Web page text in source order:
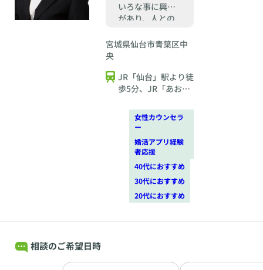
いろな事に興味
があり、人との
していきたいと
宮城県仙台市青葉区中
央
JR「仙台」駅より徒
歩5分、JR「あおば
分、地下鉄「広瀬
通」駅より徒歩3分
女性カウンセラ
ー
婚活アプリ経験
者応援
40代におすすめ
30代におすすめ
20代におすすめ
相談のご希望日時